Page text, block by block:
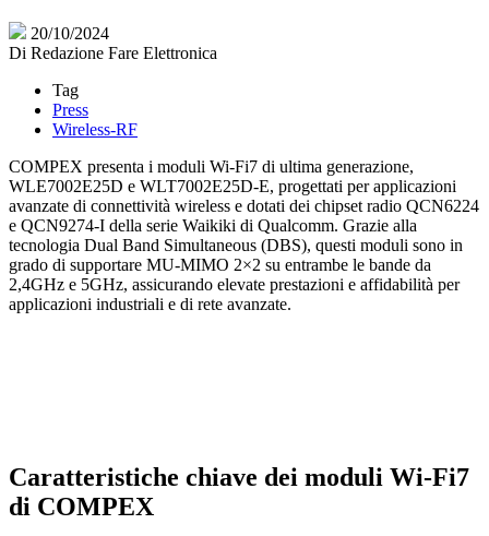
20/10/2024
Di Redazione Fare Elettronica
Tag
Press
Wireless-RF
COMPEX presenta i moduli Wi-Fi7 di ultima generazione,
WLE7002E25D e WLT7002E25D-E, progettati per applicazioni
avanzate di connettività wireless e dotati dei chipset radio QCN6224
e QCN9274-I della serie Waikiki di Qualcomm. Grazie alla
tecnologia Dual Band Simultaneous (DBS), questi moduli sono in
grado di supportare MU-MIMO 2×2 su entrambe le bande da
2,4GHz e 5GHz, assicurando elevate prestazioni e affidabilità per
applicazioni industriali e di rete avanzate.
Caratteristiche chiave dei moduli Wi-Fi7
di COMPEX